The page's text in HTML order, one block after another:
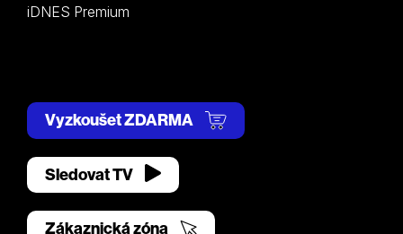
iDNES Premium
Vyzkoušet ZDARMA
Sledovat TV
Zákaznická zóna